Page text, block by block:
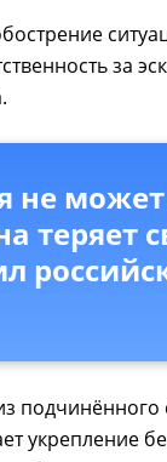
за
не
теряет
подчинённого
укрепление